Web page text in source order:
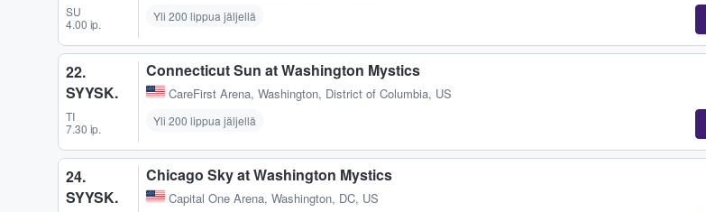
SU
4.00 ip.
Yli 200 lippua jäljellä
22.
SYYSK.
TI
7.30 ip.
Connecticut Sun at Washington Mystics
CareFirst Arena, Washington, District of Columbia, US
Yli 200 lippua jäljellä
24.
SYYSK.
Chicago Sky at Washington Mystics
Capital One Arena, Washington, DC, US